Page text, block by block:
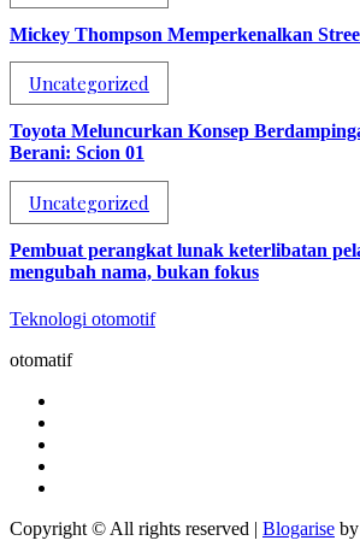
Mickey Thompson Memperkenalkan
Uncategorized
Toyota Meluncurkan Konsep
Berani: Scion 01
Uncategorized
Pembuat perangkat lunak keterlibatan
mengubah nama, bukan fokus
Teknologi otomotif
otomatif
Copyright © All rights reserved | Blogarise by